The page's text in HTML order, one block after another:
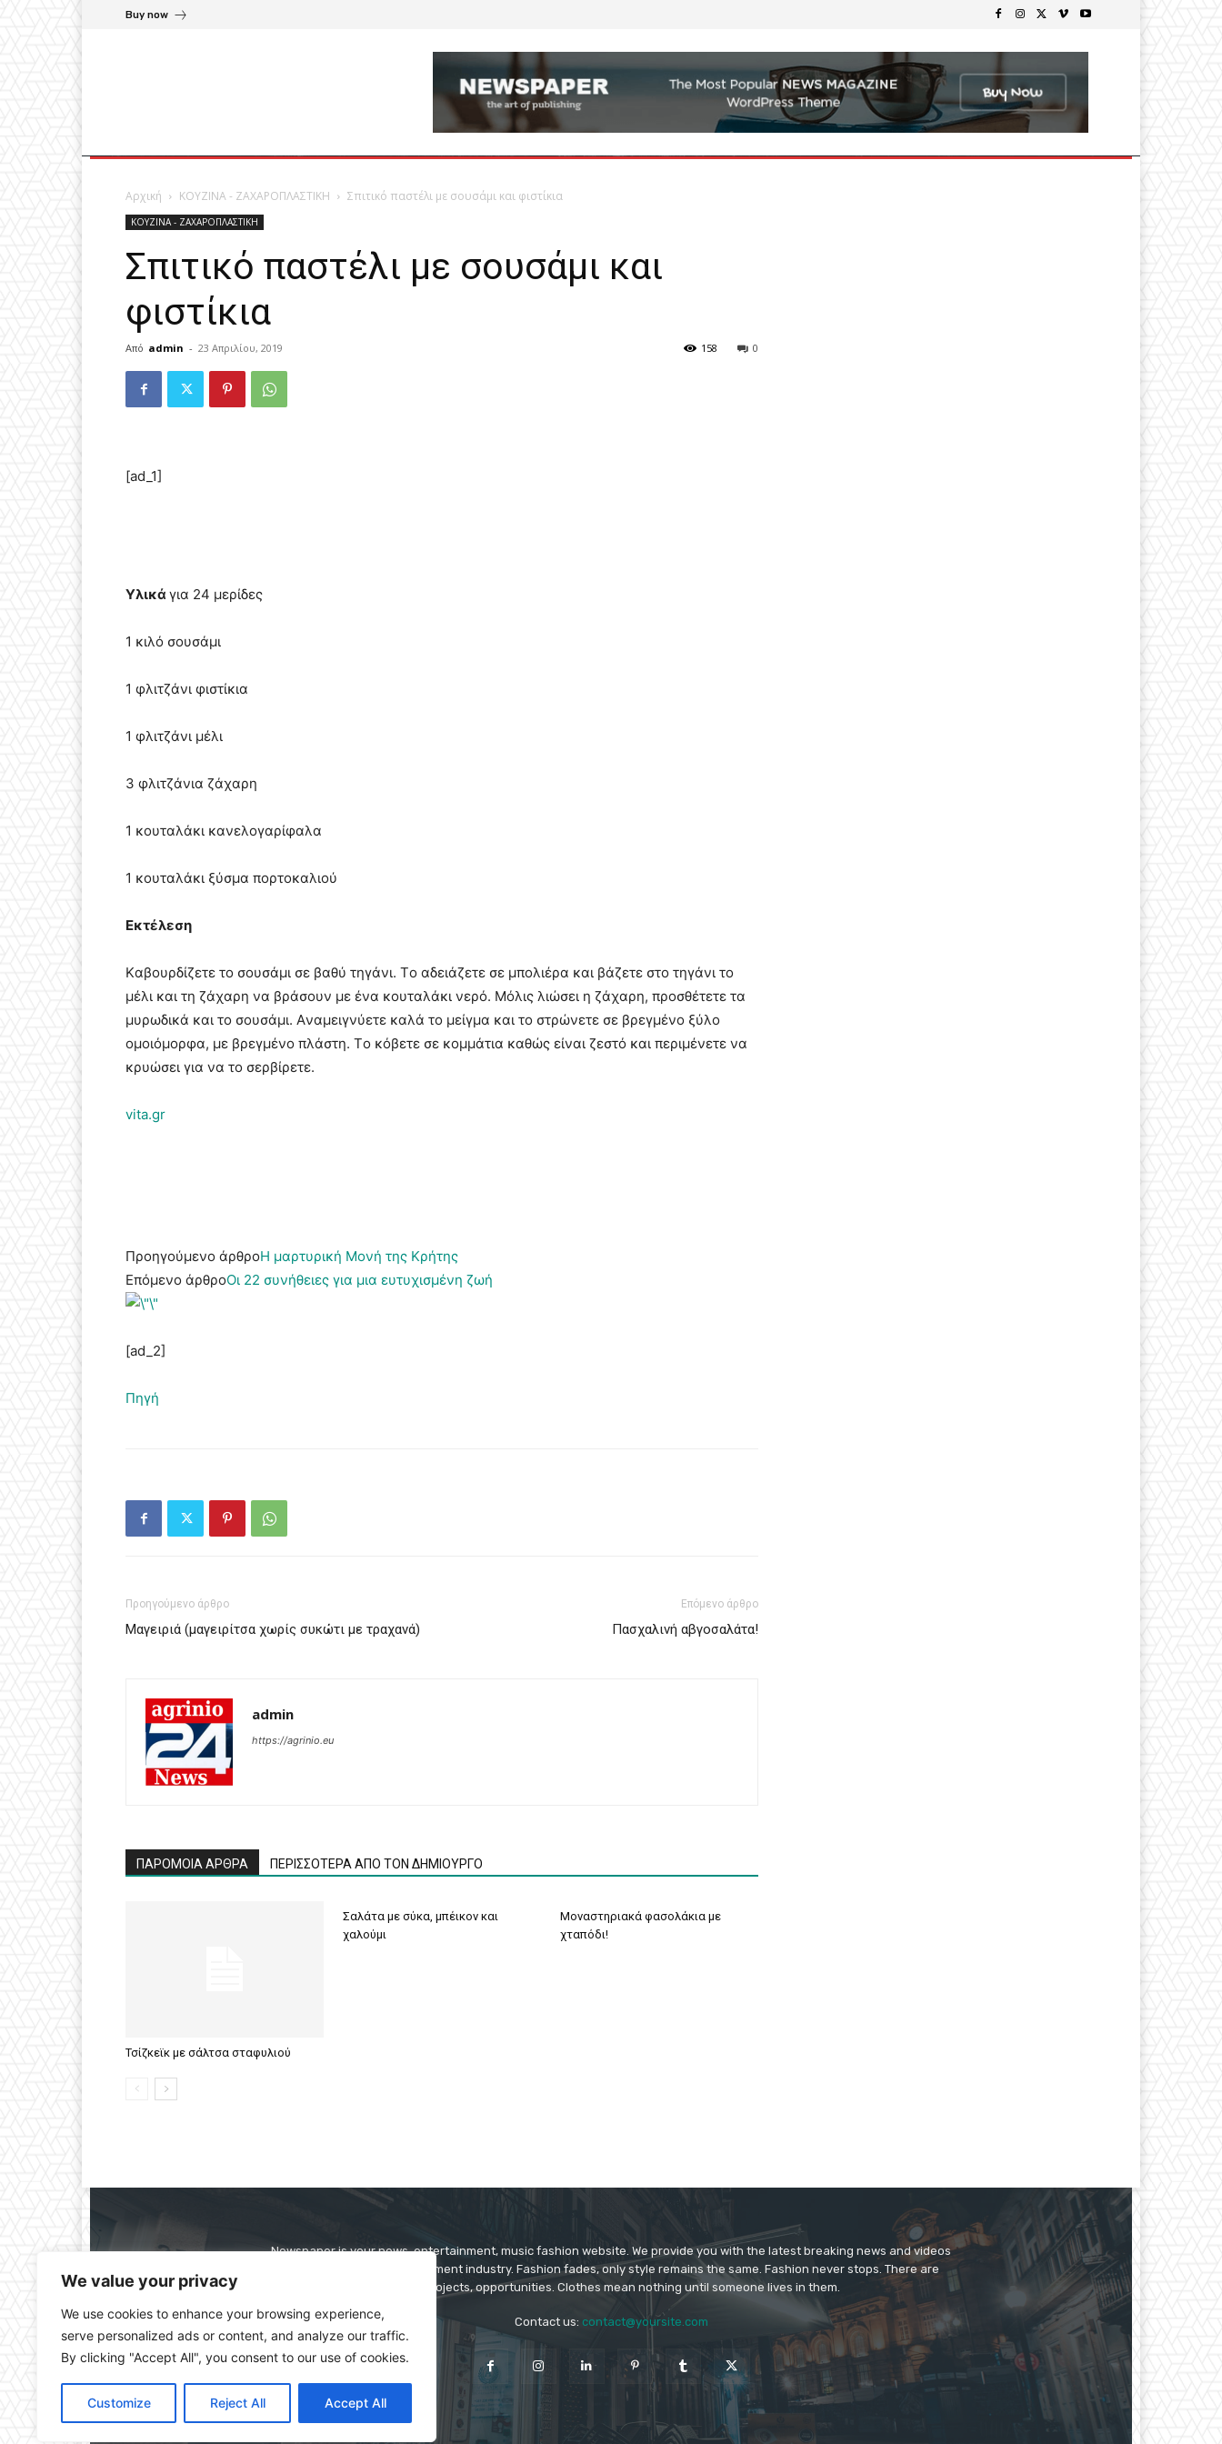
We value your privacy
We use cookies to enhance your browsing experience,
serve personalized ads or content, and analyze our traffic.
By clicking "Accept All", you consent to our use of cookies.
Customize Reject All Accept All
Buy now
Αρχική ΚΟΥΖΙΝΑ - ΖΑΧΑΡΟΠΛΑΣΤΙΚΗ Σπιτικό παστέλι με σουσάμι και φιστίκια
ΚΟΥΖΙΝΑ - ΖΑΧΑΡΟΠΛΑΣΤΙΚΗ
Σπιτικό παστέλι με σουσάμι και
φιστίκια
Από admin - 23 Απριλίου, 2019 0
158
[ad_1]
Υλικά για 24 μερίδες
1 κιλό σουσάμι
1 φλιτζάνι φιστίκια
1 φλιτζάνι μέλι
3 φλιτζάνια ζάχαρη
1 κουταλάκι κανελογαρίφαλα
1 κουταλάκι ξύσμα πορτοκαλιού
Εκτέλεση
Kαβουρδίζετε το σουσάμι σε βαθύ τηγάνι. Tο αδειάζετε σε μπολιέρα και βάζετε στο τηγάνι το
μέλι και τη ζάχαρη να βράσουν με ένα κουταλάκι νερό. Mόλις λιώσει η ζάχαρη, προσθέτετε τα
μυρωδικά και το σουσάμι. Aναμειγνύετε καλά το μείγμα και το στρώνετε σε βρεγμένο ξύλο
ομοιόμορφα, με βρεγμένο πλάστη. Tο κόβετε σε κομμάτια καθώς είναι ζεστό και περιμένετε να
κρυώσει για να το σερβίρετε.
vita.gr
Προηγούμενο άρθροΗ μαρτυρική Μονή της Κρήτης
Επόμενο άρθροΟι 22 συνήθειες για μια ευτυχισμένη ζωή
[ad_2]
Πηγή
Προηγούμενο άρθρο
Μαγειριά (μαγειρίτσα χωρίς συκώτι με τραχανά)
Επόμενο άρθρο
Πασχαλινή αβγοσαλάτα!
admin
https://agrinio.eu
ΠΑΡΟΜΟΙΑ ΑΡΘΡΑ ΠΕΡΙΣΣΟΤΕΡΑ ΑΠΟ ΤΟΝ ΔΗΜΙΟΥΡΓΟ
Τσίζκεϊκ με σάλτσα σταφυλιού
Σαλάτα με σύκα, μπέικον και
χαλούμι
Μοναστηριακά φασολάκια με
χταπόδι!
Newspaper is your news, entertainment, music fashion website. We provide you with the latest breaking news and videos
straight from the entertainment industry. Fashion fades, only style remains the same. Fashion never stops. There are
always projects, opportunities. Clothes mean nothing until someone lives in them.
Contact us: contact@yoursite.com